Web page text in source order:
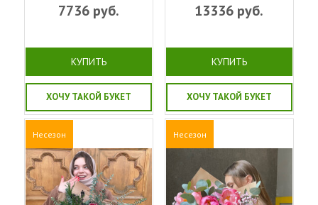
7736 руб.
КУПИТЬ
ХОЧУ ТАКОЙ БУКЕТ
13336 руб.
КУПИТЬ
ХОЧУ ТАКОЙ БУКЕТ
Несезон Несезон